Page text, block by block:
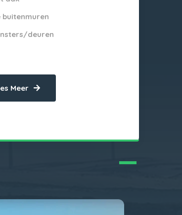
buitenmuren
deuren
Meer